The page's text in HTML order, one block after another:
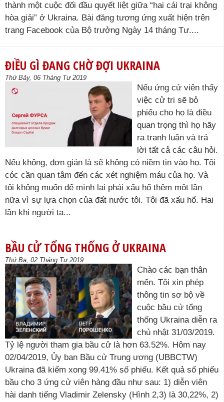
thành một cuộc đối đầu quyết liệt giữa “hai cái trại không
hòa giải” ở Ukraina. Bài đăng tương ứng xuất hiện trên
trang Facebook của Bộ trưởng Ngày 14 tháng Tư....
ĐIỀU GÌ ĐANG CHỜ ĐỢI UKRAINA
Thứ Bảy, 06 Tháng Tư 2019
Nếu ứng cử viên thấy
việc cử tri sẽ bỏ
phiếu cho họ là điều
quan trọng thì họ hãy
ra tranh luận và trả
lời tất cả các câu hỏi.
Nếu không, đơn giản là sẽ không có niềm tin vào họ. Tôi
cóc cần quan tâm đến các xét nghiệm máu của họ. Và
tôi không muốn để mình lại phải xấu hổ thêm một lần
nữa vì sự lựa chọn của đất nước tôi. Tôi đã xấu hổ. Hai
lần khi người ta...
BẦU CỬ TỔNG THỐNG Ở UKRAINA
Thứ Ba, 02 Tháng Tư 2019
Chào các bạn thân
mến. Tôi xin phép
thông tin sơ bộ về
cuộc bầu cử tổng
thống Ukraina diễn ra
chủ nhật 31/03/2019.
Tỷ lệ người tham gia bầu cử là hơn 63.52%. Hôm nay
02/04/2019, Ủy ban Bầu cử Trung ương (UBBCTW)
Ukraina đã kiểm xong 99.41% số phiếu. Kết quả số phiếu
bầu cho 3 ứng cử viên hàng đầu như sau: 1) diễn viên
hài danh tiếng Vladimir Zelensky (Hình 2,3) là 30,22%, 2)